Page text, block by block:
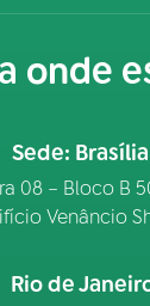
onde
Sede:
08 – Bloco B
Venâncio
Rio de